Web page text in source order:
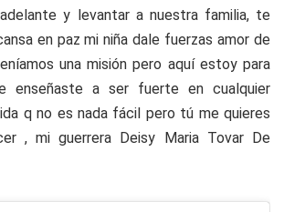
y levantar a nuestra familia, te
en paz mi niña dale fuerzas amor de
una misión pero aquí estoy para
enseñaste a ser fuerte en cualquier
q no es nada fácil pero tú me quieres
, mi guerrera Deisy Maria Tovar De